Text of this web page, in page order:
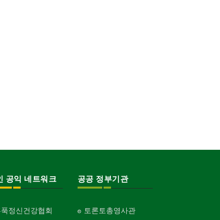
공익 네트워크
정신건강협회
공공 정부기관
토론토총영사관